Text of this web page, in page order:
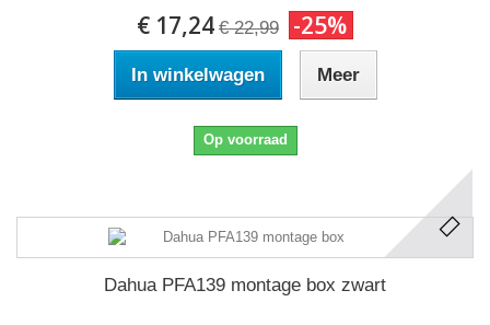
€ 17,24 € 22,99 -25%
In winkelwagen Meer
Op voorraad
Dahua PFA139 montage box zwart